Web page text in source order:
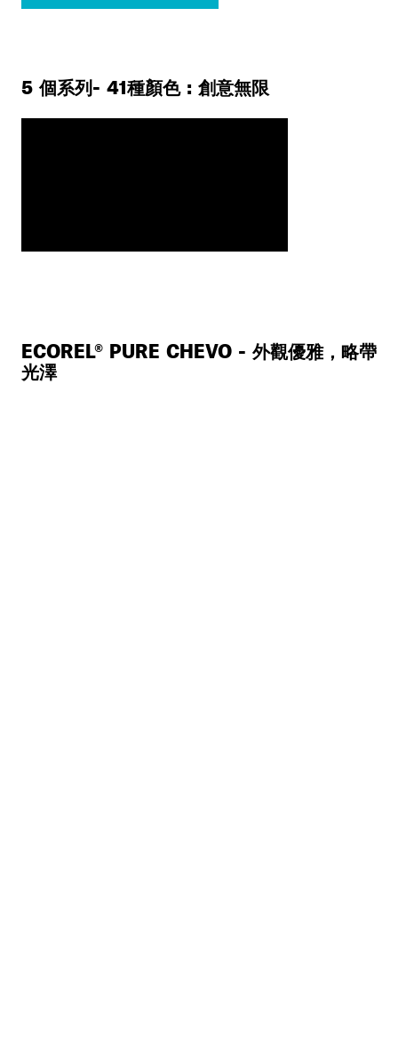
5 個系列- 41種顏色 : 創意無限
ECOREL® PURE CHEVO - 外觀優雅，略帶
光澤